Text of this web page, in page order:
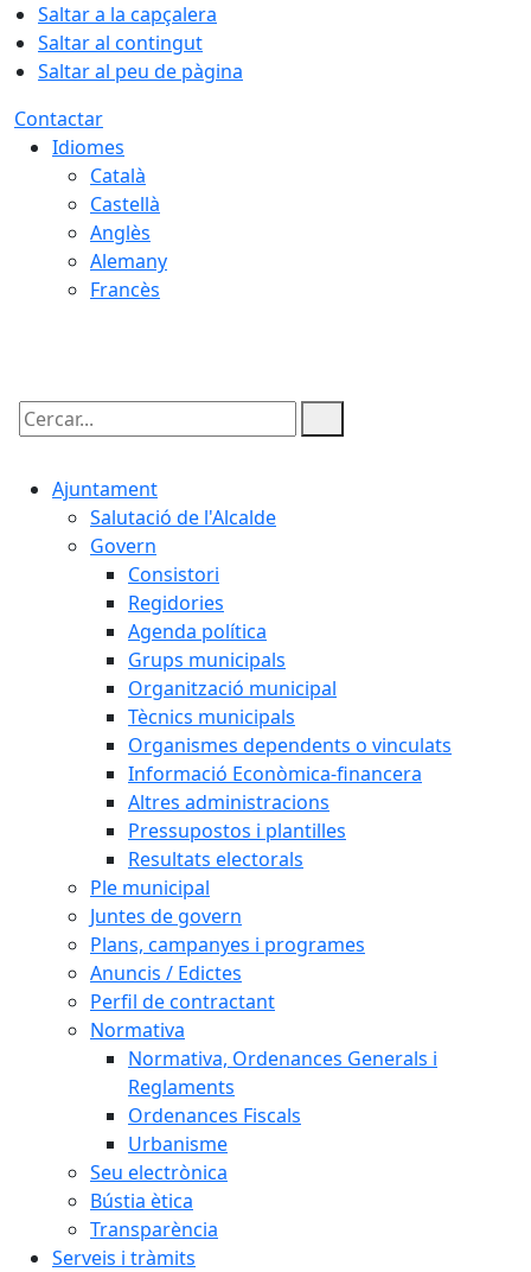
Saltar a la capçalera
Saltar al contingut
Saltar al peu de pàgina
Contactar
Idiomes
Català
Castellà
Anglès
Alemany
Francès
Cercar:
Ajuntament
Salutació de l'Alcalde
Govern
Consistori
Regidories
Agenda política
Grups municipals
Organització municipal
Tècnics municipals
Organismes dependents o vinculats
Informació Econòmica-financera
Altres administracions
Pressupostos i plantilles
Resultats electorals
Ple municipal
Juntes de govern
Plans, campanyes i programes
Anuncis / Edictes
Perfil de contractant
Normativa
Normativa, Ordenances Generals i
Reglaments
Ordenances Fiscals
Urbanisme
Seu electrònica
Bústia ètica
Transparència
Serveis i tràmits